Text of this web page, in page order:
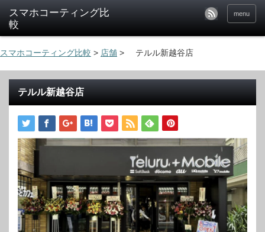
menu
スマホコーティング比較 > 店舗 > テルル新越谷店
テルル新越谷店